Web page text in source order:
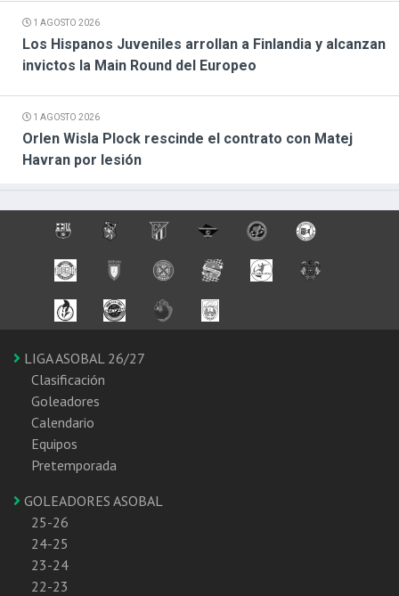
1 AGOSTO 2026
Los Hispanos Juveniles arrollan a Finlandia y alcanzan
invictos la Main Round del Europeo
1 AGOSTO 2026
Orlen Wisla Plock rescinde el contrato con Matej
Havran por lesión
LIGA ASOBAL 26/27
Clasificación
Goleadores
Calendario
Equipos
Pretemporada
GOLEADORES ASOBAL
25-26
24-25
23-24
22-23